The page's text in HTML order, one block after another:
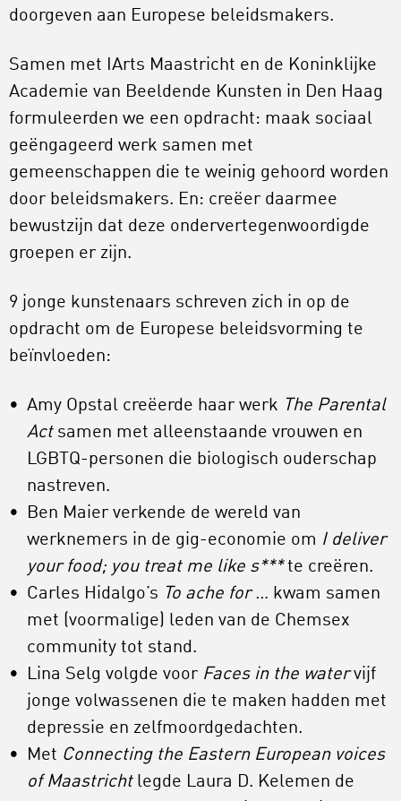
doorgeven aan Europese beleidsmakers.
Samen met IArts Maastricht en de Koninklijke
Academie van Beeldende Kunsten in Den Haag
formuleerden we een opdracht: maak sociaal
geëngageerd werk samen met
gemeenschappen die te weinig gehoord worden
door beleidsmakers. En: creëer daarmee
bewustzijn dat deze ondervertegenwoordigde
groepen er zijn.
9 jonge kunstenaars schreven zich in op de
opdracht om de Europese beleidsvorming te
beïnvloeden:
Amy Opstal creëerde haar werk The Parental
Actsamen met alleenstaande vrouwen en
LGBTQ-personen die biologisch ouderschap
nastreven.
Ben Maier verkende de wereld van
werknemers in de gig-economie om I deliver
your food; you treat me like s***te creëren.
Carles Hidalgo’s To ache for … kwam samen
met (voormalige) leden van de Chemsex
community tot stand.
Lina Selg volgde voor Faces in the watervijf
jonge volwassenen die te maken hadden met
depressie en zelfmoordgedachten.
Met Connecting the Eastern European voices
of Maastricht legde Laura D. Kelemen de